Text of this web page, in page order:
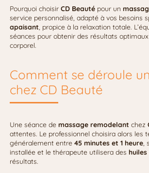
Pourquoi choisir CD Beauté pour un
service personnalisé, adapté à vos besoins
apaisant, propice à la relaxation totale.
séances pour obtenir des résultats
corporel.
Comment se déroule
chez CD Beauté
Une séance de massage remodelant chez
attentes. Le professionnel choisira alors les
généralement entre 45 minutes et 1 heure,
installée et le thérapeute utilisera des
résultats.